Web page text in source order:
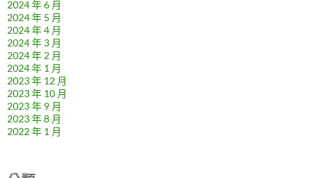
2024 年 6 月
2024 年 5 月
2024 年 4 月
2024 年 3 月
2024 年 2 月
2024 年 1 月
2023 年 12 月
2023 年 10 月
2023 年 9 月
2023 年 8 月
2022 年 1 月